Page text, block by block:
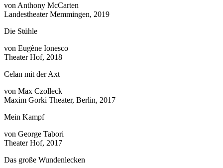
von Anthony McCarten
Landestheater Memmingen, 2019
Die Stühle
von Eugène Ionesco
Theater Hof, 2018
Celan mit der Axt
von Max Czolleck
Maxim Gorki Theater, Berlin, 2017
Mein Kampf
von George Tabori
Theater Hof, 2017
Das große Wundenlecken